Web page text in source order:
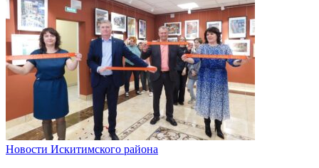
Новости Искитимского района